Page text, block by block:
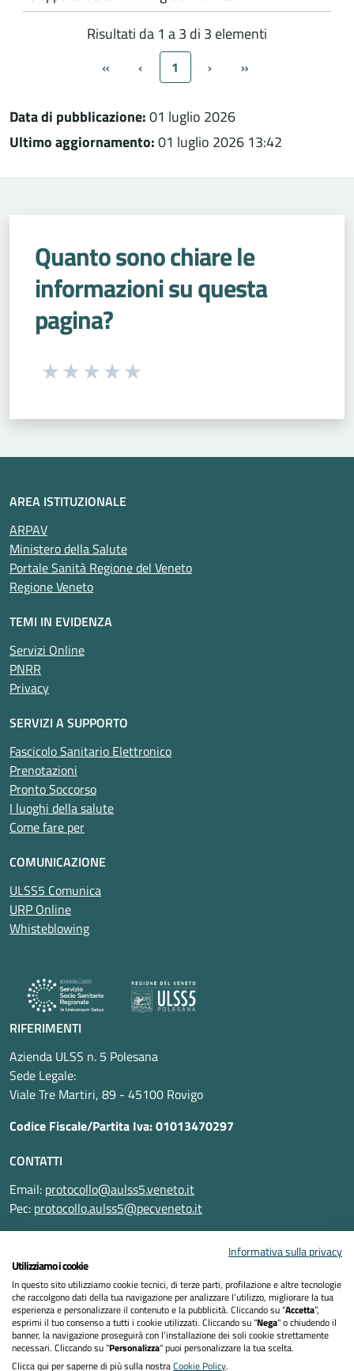
Risultati da 1 a 3 di 3 elementi
« ‹ 1 › »
Data di pubblicazione:01 luglio 2026
Ultimo aggiornamento:01 luglio 2026 13:42
Quanto sono chiare le
informazioni su questa
pagina?
Seleziona una valutazione da 1 a 5 stelle
AREA ISTITUZIONALE
ARPAV
Ministero della Salute
Portale Sanità Regione del Veneto
Regione Veneto
TEMI IN EVIDENZA
Servizi Online
PNRR
Privacy
SERVIZI A SUPPORTO
Fascicolo Sanitario Elettronico
Prenotazioni
Pronto Soccorso
I luoghi della salute
Come fare per
COMUNICAZIONE
ULSS5 Comunica
URP Online
Whisteblowing
RIFERIMENTI
Azienda ULSS n. 5 Polesana
Sede Legale:
Viale Tre Martiri, 89 - 45100 Rovigo
Codice Fiscale/Partita Iva: 01013470297
CONTATTI
Email: protocollo@aulss5.veneto.it
Pec: protocollo.aulss5@pecveneto.it
Informativa privacy
Dichiarazione di accessibilità
Informativa sulla privacy
Utilizziamo i cookie
In questo sito utilizziamo cookie tecnici, di terze parti, profilazione e altre tecnologie
che raccolgono dati della tua navigazione per analizzare l’utilizzo, migliorare la tua
esperienza e personalizzare il contenuto e la pubblicità. Cliccando su “Accetta”,
esprimi il tuo consenso a tutti i cookie utilizzati. Cliccando su "Nega" o chiudendo il
banner, la navigazione proseguirà con l’installazione dei soli cookie strettamente
necessari. Cliccando su "Personalizza" puoi personalizzare la tua scelta.
Clicca qui per saperne di più sulla nostraCookie Policy.